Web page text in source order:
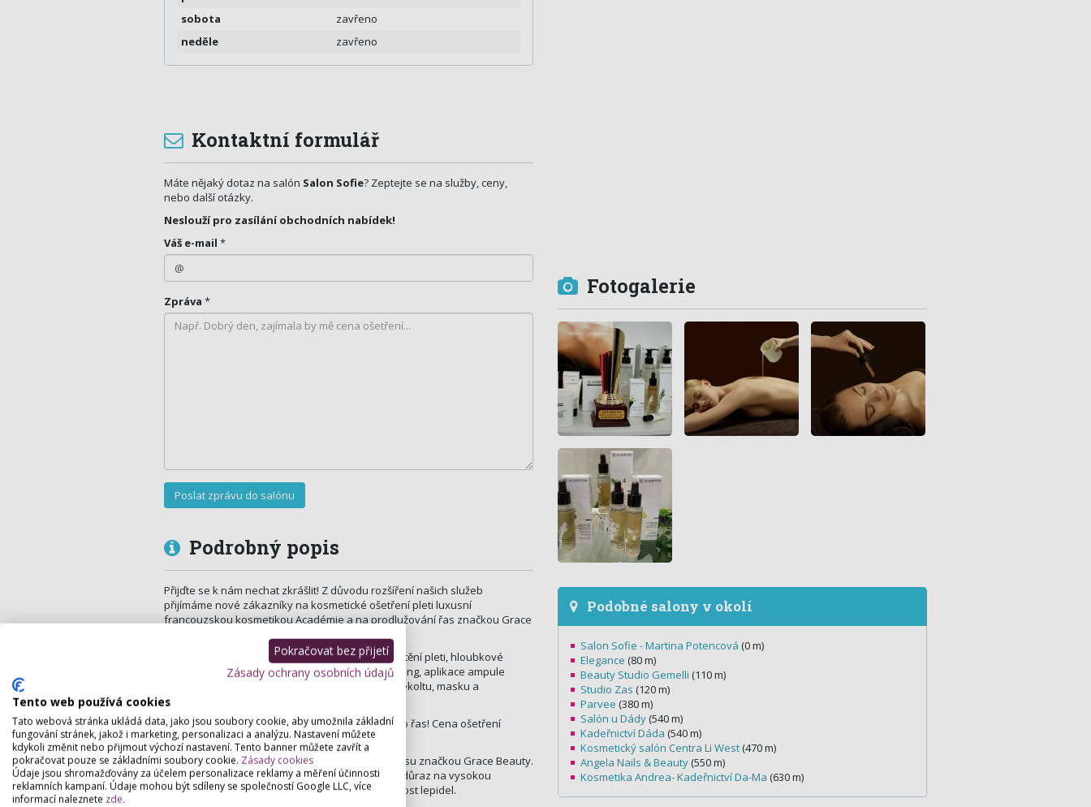
sobota
zavřeno
neděle
zavřeno
Kontaktní formulář
Máte nějaký dotaz na salón Salon Sofie? Zeptejte se na služby, ceny,
nebo další otázky.
Neslouží pro zasílání obchodních nabídek!
Váš e-mail *
Zpráva *
Podrobný popis
Přijďte se k nám nechat zkrášlit! Z důvodu rozšíření našich služeb
přijímáme nové zákazníky na kosmetické ošetření pleti luxusní
francouzskou kosmetikou Académie a na prodlužování řas značkou Grace
Ošetření v délce 90 minut zahrnuje povrchové čištění pleti, hloubkové
čištění ultrazvukovou špachtlí, úpravu obočí, peeling, aplikace ampule
podle typu pleti, kosmetickou masáž obličeje a dekoltu, masku a
závěrečný krém.
Jako DÁREK od nás dostanete barvení obočí nebo řas! Cena ošetření
700 Kč.
Prodlužování řas provádíme metodou řasa na řasu značkou Grace Beauty.
Společnost Grace Beauty s.r.o. klade především důraz na vysokou
elasticitu syntetických řas a na minimální dráždivost lepidel.
Fotogalerie
Podobné salony v okolí
Salon Sofie - Martina Potencová (0 m)
Elegance (80 m)
Beauty Studio Gemelli (110 m)
Studio Zas (120 m)
Parvee (380 m)
Salón u Dády (540 m)
Kadeřnictví Dáda (540 m)
Kosmetický salón Centra Li West (470 m)
Angela Nails & Beauty (550 m)
Kosmetika Andrea- Kadeřnictví Da-Ma (630 m)
Pokračovat bez přijetí
Zásady ochrany osobních údajů
Tento web používá cookies
Tato webová stránka ukládá data, jako jsou soubory cookie, aby umožnila základní
fungování stránek, jakož i marketing, personalizaci a analýzu. Nastavení můžete
kdykoli změnit nebo přijmout výchozí nastavení. Tento banner můžete zavřít a
pokračovat pouze se základními soubory cookie. Zásady cookies
Údaje jsou shromažďovány za účelem personalizace reklamy a měření účinnosti
reklamních kampaní. Údaje mohou být sdíleny se společností Google LLC, více
informací naleznete zde.